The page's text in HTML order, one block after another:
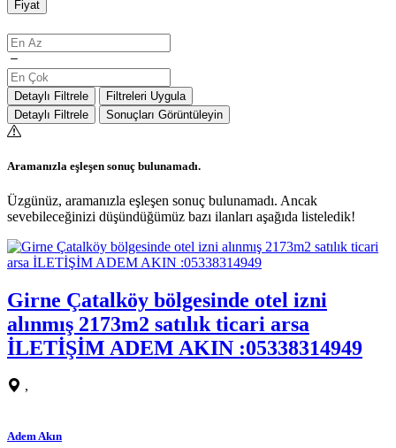
Fiyat
Detaylı Filtrele
Filtreleri Uygula
Detaylı Filtrele
Sonuçları Görüntüleyin
Aramanızla eşleşen sonuç bulunamadı.
Üzgünüz, aramanızla eşleşen sonuç bulunamadı. Ancak
sevebileceğinizi düşündüğümüz bazı ilanları aşağıda listeledik!
Girne Çatalköy bölgesinde otel izni
alınmış 2173m2 satılık ticari arsa
İLETİŞİM ADEM AKIN :05338314949
,
Adem Akın